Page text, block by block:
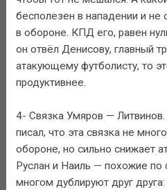
бесполезен в нападении и не
в обороне. КПД его, равен
он отвёл Денисову, главный
атакующему футболисту, то
продуктивнее.
4- Связка Умяров —
писал, что эта связка не
обороне, но сильно снижает
Руслан и Наиль — похожие по
многом дублируют друг